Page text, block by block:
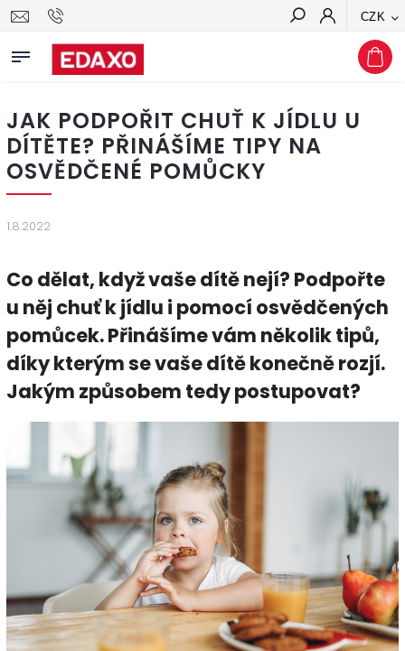
CZK
Hledat
JAK PODPOŘIT CHUŤ K JÍDLU U
DÍTĚTE? PŘINÁŠÍME TIPY NA
OSVĚDČENÉ POMŮCKY
1.8.2022
Co dělat, když vaše dítě nejí? Podpořte
u něj chuť k jídlu i pomocí osvědčených
pomůcek. Přinášíme vám několik tipů,
díky kterým se vaše dítě konečně rozjí.
Jakým způsobem tedy postupovat?